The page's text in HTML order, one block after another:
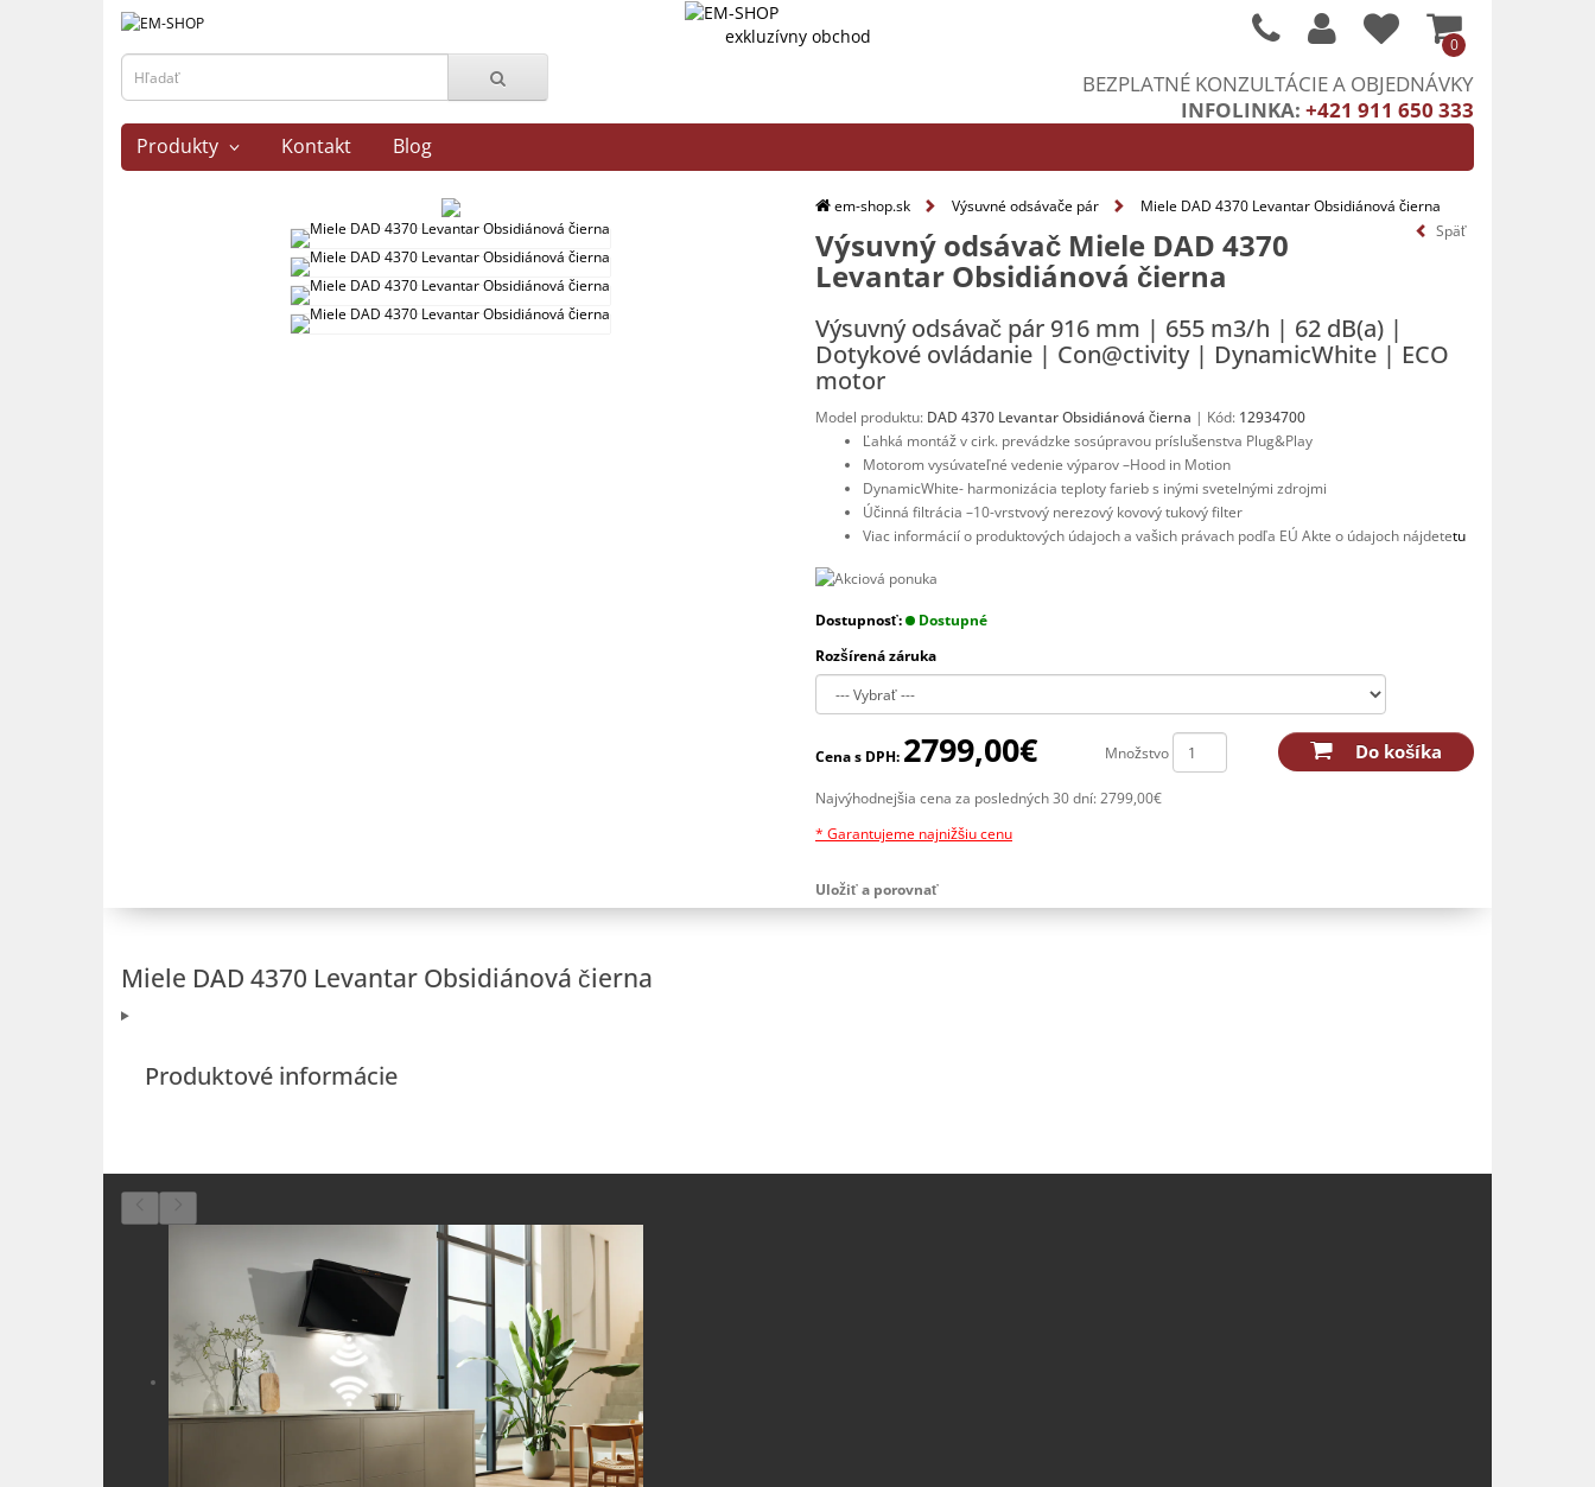
exkluzívny obchod 0
BEZPLATNÉ KONZULTÁCIE A OBJEDNÁVKY
INFOLINKA: +421 911 650 333
Produkty Kontakt Blog
em-shop.sk Výsuvné odsávače pár Miele DAD 4370 Levantar Obsidiánová čierna
Výsuvný odsávač Miele DAD 4370
Levantar Obsidiánová čierna
Výsuvný odsávač pár 916 mm | 655 m3/h | 62 dB(a) |
Dotykové ovládanie | Con@ctivity | DynamicWhite | ECO
motor
Model produktu: DAD 4370 Levantar Obsidiánová čierna | Kód: 12934700
Ľahká montáž v cirk. prevádzke sosúpravou príslušenstva Plug&Play
Motorom vysúvateľné vedenie výparov –Hood in Motion
DynamicWhite- harmonizácia teploty farieb s inými svetelnými zdrojmi
Účinná filtrácia –10-vrstvový nerezový kovový tukový filter
Viac informácií o produktových údajoch a vašich právach podľa EÚ Akte o údajoch nájdetetu
Dostupnosť:
Dostupné
Rozšírená záruka
Cena s DPH: 2799,00€
Najvýhodnejšia cena za posledných 30 dní: 2799,00€
Množstvo Do košíka
* Garantujeme najnižšiu cenu
Uložiť a porovnať
Miele DAD 4370 Levantar Obsidiánová čierna
Produktové informácie